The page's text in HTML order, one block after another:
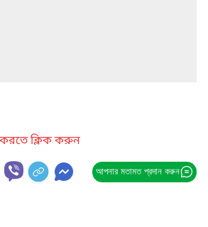
করতে ক্লিক করুন
আপনার মতামত প্রদান করুন